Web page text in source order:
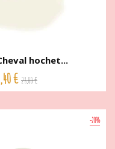
hochet...
€ 28,00 €
-20%